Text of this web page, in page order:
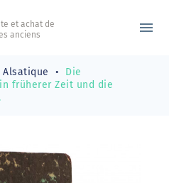
et achat de
anciens
menu
Alsatique
Die
früherer Zeit und die